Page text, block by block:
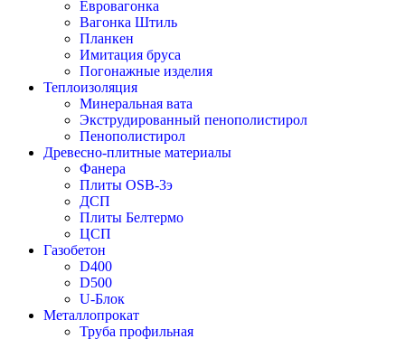
Евровагонка
Вагонка Штиль
Планкен
Имитация бруса
Погонажные изделия
Теплоизоляция
Минеральная вата
Экструдированный пенополистирол
Пенополистирол
Древесно-плитные материалы
Фанера
Плиты OSB-3э
ДСП
Плиты Белтермо
ЦСП
Газобетон
D400
D500
U-Блок
Металлопрокат
Труба профильная